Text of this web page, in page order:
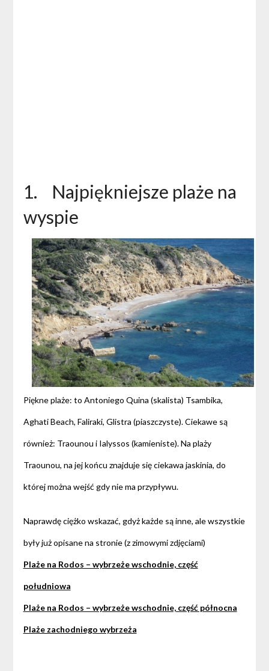
1. Najpiękniejsze plaże na
wyspie
Piękne plaże: to Antoniego Quina (skalista) Tsambika,
Aghati Beach, Faliraki, Glistra (piaszczyste). Ciekawe są
również: Traounou i Ialyssos (kamieniste). Na plaży
Traounou, na jej końcu znajduje się ciekawa jaskinia, do
której można wejść gdy nie ma przypływu.
Naprawdę ciężko wskazać, gdyż każde są inne, ale wszystkie
były już opisane na stronie (z zimowymi zdjęciami)
Plaże na Rodos – wybrzeże wschodnie, część
południowa
Plaże na Rodos – wybrzeże wschodnie, część północna
Plaże zachodniego wybrzeża